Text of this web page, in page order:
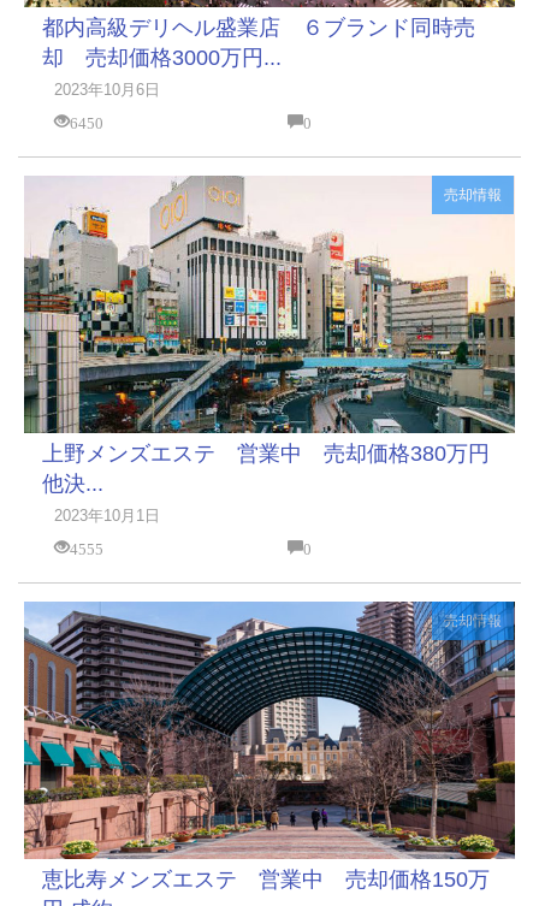
都内高級デリヘル盛業店 ６ブランド同時売
却 売却価格3000万円...
2023年10月6日
6450
0
売却情報
上野メンズエステ 営業中 売却価格380万円
他決...
2023年10月1日
4555
0
売却情報
恵比寿メンズエステ 営業中 売却価格150万